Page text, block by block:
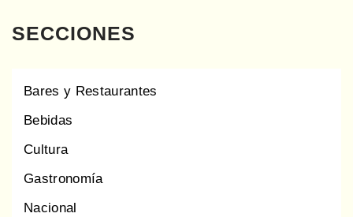
SECCIONES
Bares y Restaurantes
Bebidas
Cultura
Gastronomía
Nacional